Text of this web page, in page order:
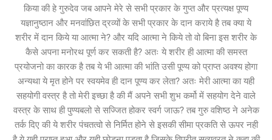
किया की हे गुरुदेव जब आपने मेरे से सभी प्रकार के गुप्त और प्रत्यक्ष पूण्य
यज्ञानुष्ठान और मनवांछित द्रव्यों के सभी प्रकार के दान कराये है तब क्या ये
शरीर में दान किये या आत्मा ने? और यदि आत्मा ने किये तो वो बिना इस शरीर के
कैसे अपना मनोरथ पूर्ण कर सकती है? अतः ये शरीर ही आत्मा की समस्त
प्रयोजनो का कारक है तब ये भी आत्मा की भांति उसी पूण्य को प्राप्त अवश्य होगा
अन्यथा ये मृत होने पर स्वयमेव ही दान पूण्य कर लेता? अतः मेरी आत्मा का यही
सहयोगी वस्त्र है तो मेरी इच्छा है की मैं अपने सभी शुभ कर्मो में सहयोग देने वाले
वस्त्र के साथ ही पुण्यबलो से सज्जित होकर स्वर्ग जाऊ? तब गुरु वशिष्ठ ने अनेक
तर्क दिए की ये शरीर पंचतत्वो से निर्मित होने से इसकी सीमा प्रकति से ऊपर नही